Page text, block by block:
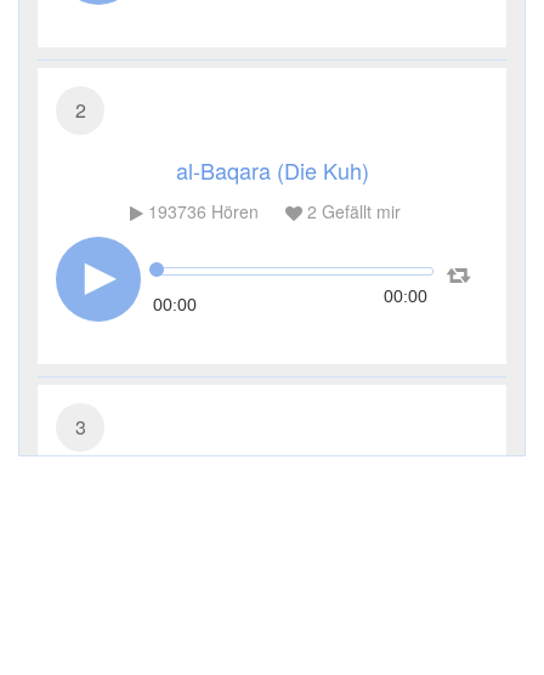
2
al-Baqara (Die Kuh)
193736 Hören 2 Gefällt mir
00:00 00:00
3